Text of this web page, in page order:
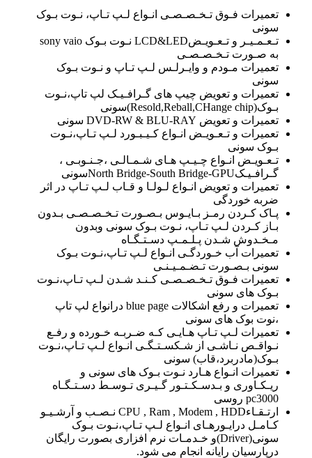
تعمیرات فـوق تـخـصـصـی انـواع لـپ تـاپ، نـوت بـوک
سونی
تـعـمـیـر و تـعـویـضLCD&LED نـوت بـوک sony vaio
به صـورت تـخـصـصـی
تعمیرات مـودم و وایـرلـس لـپ تـاپ و نـوت بـوک
سونی
تعمیرات و تعویض چیپ های گـرافـیـک لپ تاپ،نـوت
بـوک(Resold,Reball,CHange chip)سونی
تعمیرات و تعویض DVD-RW & BLU-RAY سونی
تعمیرات و تـعـویـض انـواع کـیـبـورد لـپ تـاپ،نـوت
بـوک سونی
تـعـویـض انـواع چـیـپ هـای شـمـالـی ،جـنـوبـی ،
گـرافـیـکNorth Bridge-South Bridge-GPUسونی
تعمیرات و تعویض انـواع لـولـا و قـاب لـپ تـاپ در اثر
ضربه خوردگی
پـاک کـردن رمـز بـایـوس بـصـورت تـخـصـصـی بـدون
بـاز کـردن لـپ تـاپ، نـوت بـوک سونی وبدون
مـخـدوش شـدن پـلـمـپ دسـتـگـاه
تعمیرات آب خـوردگـی انـواع لـپ تـاپ،نـوت بـوک
سونی بـصـورت تـضـمـیـنـی
تعمیرات فـوق تـخـصـصـی کـنـد شـدن لـپ تـاپ،نـوت
بـوک های سونی
تعمیرات و رفع اشکالات blue page درانواع لپ تاپ
،نوت بوک های سونی
تعمیرات لـپ تـاپ هـایـی کـه ضـربـه خـورده و رفـع
نـواقـص نـاشـی از شـکسـتـگـی انـواع لـپ تـاپ،نـوت
بـوک(مادربرد،قاب) سونی
تعمیرات انـواع هـارد نـوت بـوک های سونی و
ریـکـاوری و بـدسـکـتـور گـیـری تـوسـط دسـتـگـاه
pc3000 روسی
ارتـقـاءCPU , Ram , Modem , HDD نـصـب و آرشـیـو
کـامـل درایـورهـای انـواع لـپ تـاپ،نـوت بـوک
سونی(Driver)و خـدمـات نرم افزاری بصورت رایگان
درپارسیان رایانه انجام می شود.